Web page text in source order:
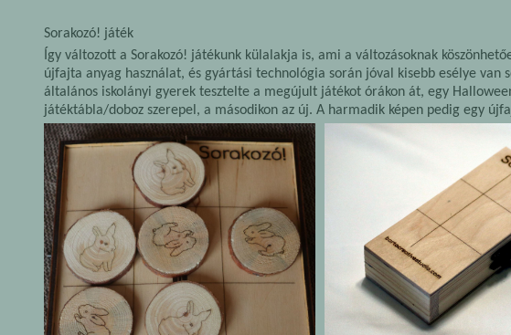
Sorakozó! játék
Így változott a Sorakozó! játékunk külalakja is, ami a változásoknak
újfajta anyag használat, és gyártási technológia során jóval kisebb esélye van
általános iskolányi gyerek tesztelte a megújult játékot órákon át, egy
játéktábla/doboz szerepel, a másodikon az új. A harmadik képen pedig egy